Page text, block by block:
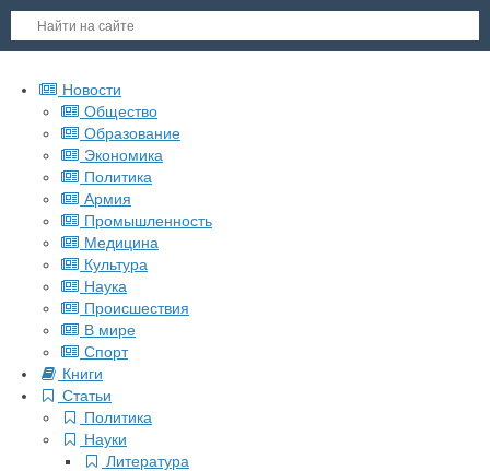
Новости
Общество
Образование
Экономика
Политика
Армия
Промышленность
Медицина
Культура
Наука
Происшествия
В мире
Спорт
Книги
Статьи
Политика
Науки
Литература